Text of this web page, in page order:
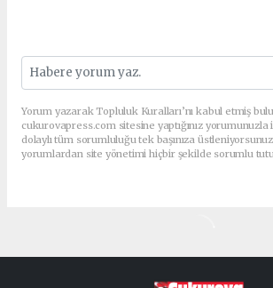
Yorum yazarak Topluluk Kuralları’nı kabul etmiş
cukurovapress.com sitesine yaptığınız
dolaylı tüm sorumluluğu tek başınıza
yorumlardan site yönetimi hiçbir şekilde sorumlu